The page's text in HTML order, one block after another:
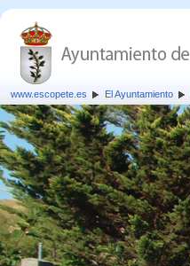
www.escopete.es El Ayuntamiento